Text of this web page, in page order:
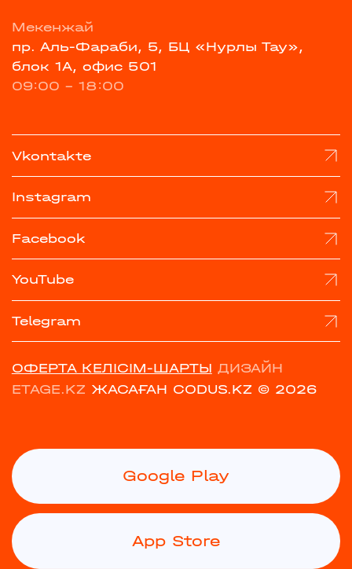
Мекенжай
пр. Аль-Фараби, 5, БЦ «Нурлы Тау»,
блок 1А, офис 501
09:00 - 18:00
Vkontakte
Instagram
Facebook
YouTube
Telegram
ОФЕРТА КЕЛІСІМ-ШАРТЫ ДИЗАЙН
ETAGE.KZ ЖАСАҒАН CODUS.KZ © 2026
Google Play
App Store